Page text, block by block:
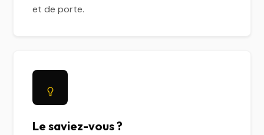
et de porte.
Le saviez-vous ?